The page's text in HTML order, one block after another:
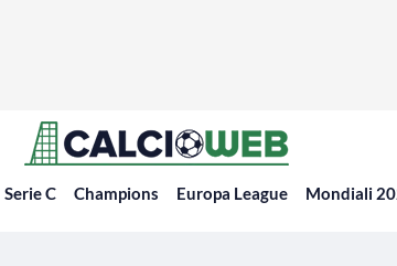
Serie C Champions Europa League Mondiali